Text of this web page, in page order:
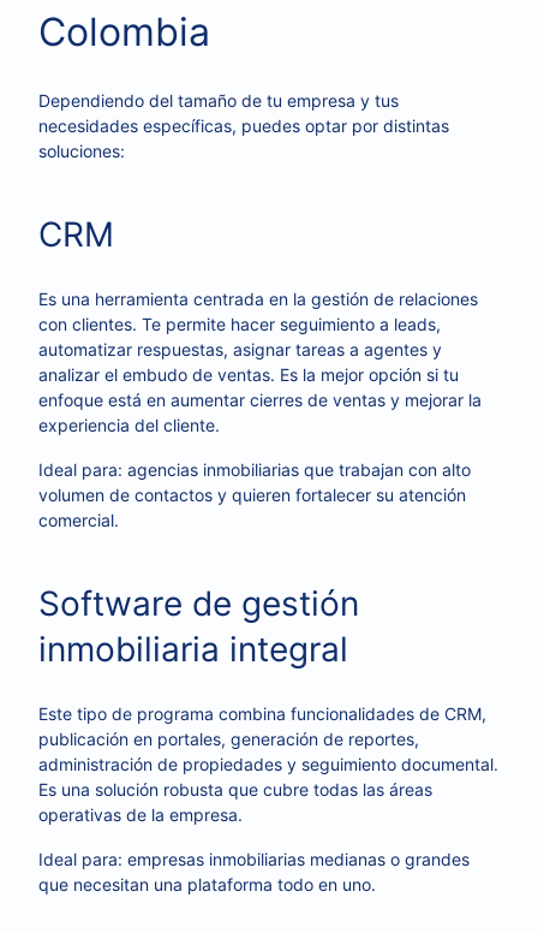
Colombia
Dependiendo del tamaño de tu empresa y tus
necesidades específicas, puedes optar por distintas
soluciones:
CRM
Es una herramienta centrada en la gestión de relaciones
con clientes. Te permite hacer seguimiento a leads,
automatizar respuestas, asignar tareas a agentes y
analizar el embudo de ventas. Es la mejor opción si tu
enfoque está en aumentar cierres de ventas y mejorar la
experiencia del cliente.
Ideal para: agencias inmobiliarias que trabajan con alto
volumen de contactos y quieren fortalecer su atención
comercial.
Software de gestión
inmobiliaria integral
Este tipo de programa combina funcionalidades de CRM,
publicación en portales, generación de reportes,
administración de propiedades y seguimiento documental.
Es una solución robusta que cubre todas las áreas
operativas de la empresa.
Ideal para: empresas inmobiliarias medianas o grandes
que necesitan una plataforma todo en uno.